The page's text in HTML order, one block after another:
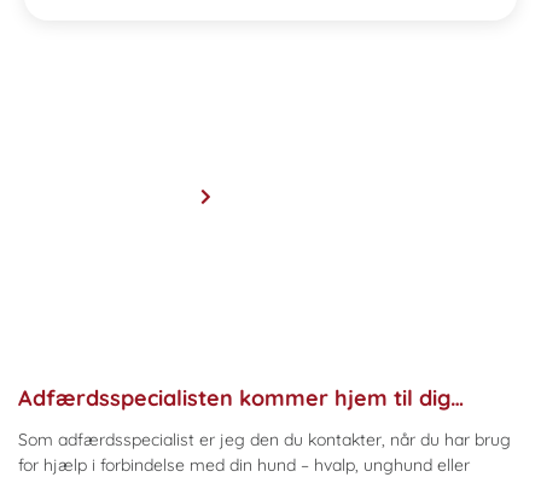
Adfærdsspecialisten kommer hjem til dig…
Som adfærdsspecialist er jeg den du kontakter, når du har brug
for hjælp i forbindelse med din hund – hvalp, unghund eller